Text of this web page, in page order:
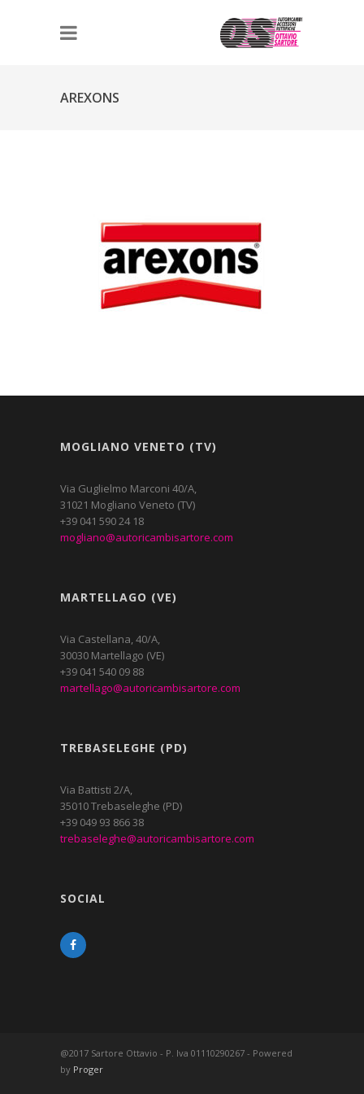
AREXONS
MOGLIANO VENETO (TV)
Via Guglielmo Marconi 40/A,
31021 Mogliano Veneto (TV)
+39 041 590 24 18
mogliano@autoricambisartore.com
MARTELLAGO (VE)
Via Castellana, 40/A,
30030 Martellago (VE)
+39 041 540 09 88
martellago@autoricambisartore.com
TREBASELEGHE (PD)
Via Battisti 2/A,
35010 Trebaseleghe (PD)
+39 049 93 866 38
trebaseleghe@autoricambisartore.com
SOCIAL
@2017 Sartore Ottavio - P. Iva 01110290267 - Powered
by Proger